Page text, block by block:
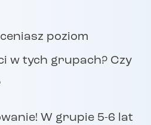
poziom
w tych grupach? Czy
W grupie 5-6 lat